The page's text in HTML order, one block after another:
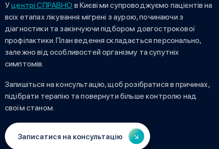
Уцентрі СПРАВНО в Києві ми супроводжуємо пацієнтів на
всіх етапах лікування мігрені з аурою, починаючи з
діагностики та закінчуючи підбором довгострокової
профілактики. План ведення складається персонально,
залежно від особливостей організму та супутніх
симптомів.
Запишіться на консультацію, щоб розібратися в причинах,
підібрати терапію та повернути більше контролю над
своїм станом.
Записатися на консультацію